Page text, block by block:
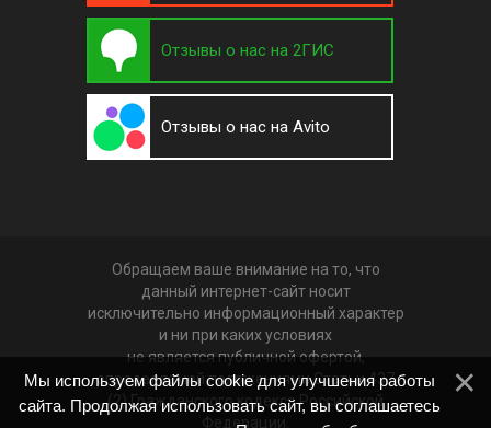
Отзывы о нас на 2ГИС
Отзывы о нас на Avito
Обращаем ваше внимание на то, что
данный интернет-сайт носит
исключительно информационный характер
и ни при каких условиях
не является публичной офертой,
определяемой положениями Статьи 437
(2) Гражданского кодекса Российской
Федерации.
Мы используем файлы cookie для улучшения работы
сайта. Продолжая использовать сайт, вы соглашаетесь